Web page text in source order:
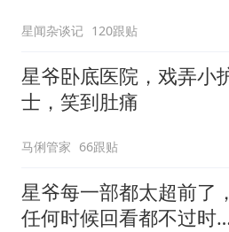
星闻杂谈记 120跟贴
星爷卧底医院，戏弄小
士，笑到肚痛
马俐管家 66跟贴
星爷每一部都太超前了，
任何时候回看都不过时